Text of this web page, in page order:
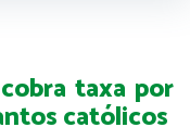
taxa por
católicos